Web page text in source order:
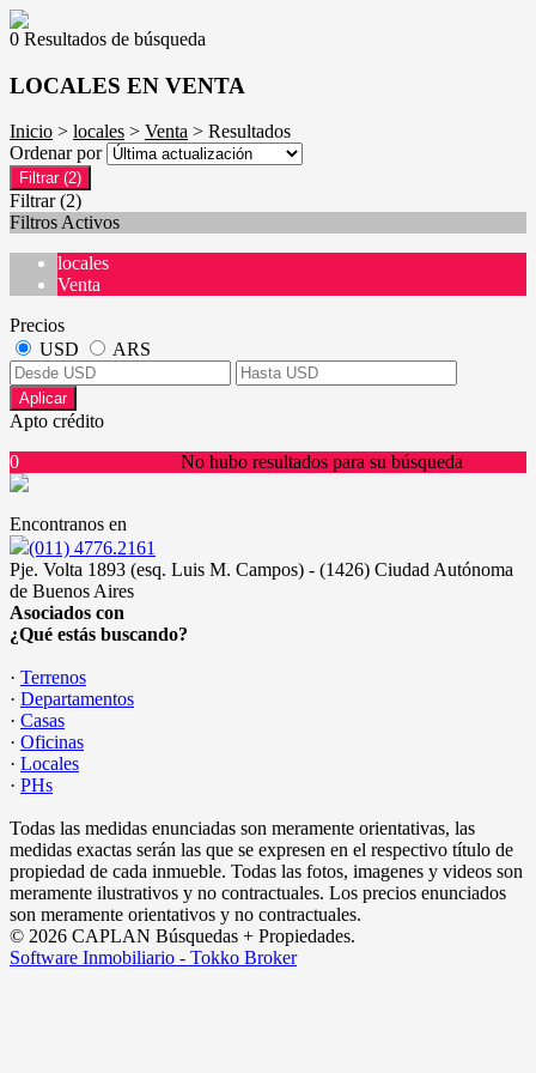
0 Resultados de búsqueda
LOCALES EN VENTA
Inicio > locales > Venta > Resultados
Ordenar por
Filtrar (2)
Filtrar (2)
Filtros Activos
locales
Venta
Precios
USD
ARS
Aplicar
Apto crédito
No hubo resultados para su búsqueda
0
Encontranos en
(011) 4776.2161
Pje. Volta 1893 (esq. Luis M. Campos) - (1426) Ciudad Autónoma
de Buenos Aires
Asociados con
¿Qué estás buscando?
· Terrenos
· Departamentos
· Casas
· Oficinas
· Locales
· PHs
Todas las medidas enunciadas son meramente orientativas, las
medidas exactas serán las que se expresen en el respectivo título de
propiedad de cada inmueble. Todas las fotos, imagenes y videos son
meramente ilustrativos y no contractuales. Los precios enunciados
son meramente orientativos y no contractuales.
© 2026 CAPLAN Búsquedas + Propiedades.
Software Inmobiliario - Tokko Broker